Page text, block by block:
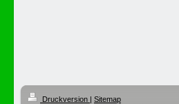
Druckversion | Sitemap